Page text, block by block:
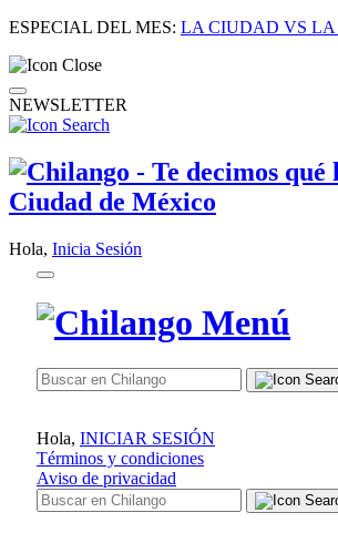
ESPECIAL DEL MES: LA CIUDAD VS LA
NEWSLETTER
Hola, Inicia Sesión
Hola, INICIAR SESIÓN
Términos y condiciones
Aviso de privacidad